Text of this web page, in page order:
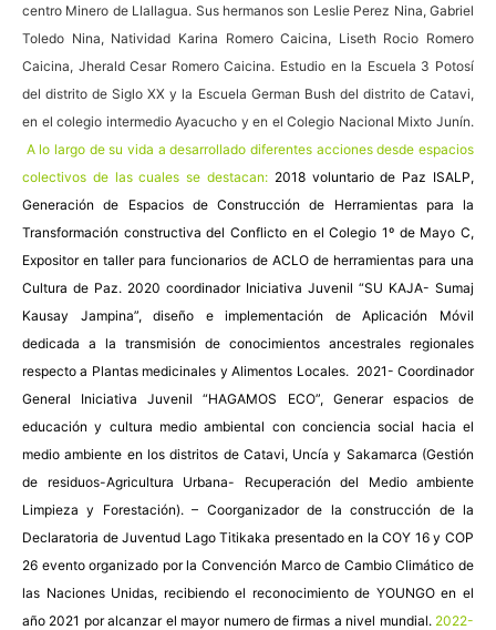
centro Minero de Llallagua. Sus hermanos son Leslie Perez Nina, Gabriel
Toledo Nina, Natividad Karina Romero Caicina, Liseth Rocio Romero
Caicina, Jherald Cesar Romero Caicina. Estudio en la Escuela 3 Potosí
del distrito de Siglo XX y la Escuela German Bush del distrito de Catavi,
en el colegio intermedio Ayacucho y en el Colegio Nacional Mixto Junín.
A lo largo de su vida a desarrollado diferentes acciones desde espacios
colectivos de las cuales se destacan: 2018 voluntario de Paz ISALP,
Generación de Espacios de Construcción de Herramientas para la
Transformación constructiva del Conflicto en el Colegio 1º de Mayo C,
Expositor en taller para funcionarios de ACLO de herramientas para una
Cultura de Paz. 2020 coordinador Iniciativa Juvenil “SU KAJA- Sumaj
Kausay Jampina”, diseño e implementación de Aplicación Móvil
dedicada a la transmisión de conocimientos ancestrales regionales
respecto a Plantas medicinales y Alimentos Locales. 2021- Coordinador
General Iniciativa Juvenil “HAGAMOS ECO”, Generar espacios de
educación y cultura medio ambiental con conciencia social hacia el
medio ambiente en los distritos de Catavi, Uncía y Sakamarca (Gestión
de residuos-Agricultura Urbana- Recuperación del Medio ambiente
Limpieza y Forestación). – Coorganizador de la construcción de la
Declaratoria de Juventud Lago Titikaka presentado en la COY 16 y COP
26 evento organizado por la Convención Marco de Cambio Climático de
las Naciones Unidas, recibiendo el reconocimiento de YOUNGO en el
año 2021 por alcanzar el mayor numero de firmas a nivel mundial. 2022-